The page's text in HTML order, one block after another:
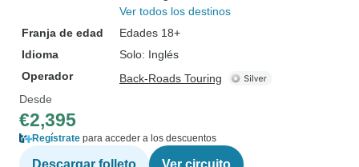
Ver todos los destinos
Franja de edad
Edades 18+
Idioma
Solo: Inglés
Operador
Back-Roads Touring
Desde
€2,395
Regístrate para acceder a los descuentos
Descargar folleto Ver circuito